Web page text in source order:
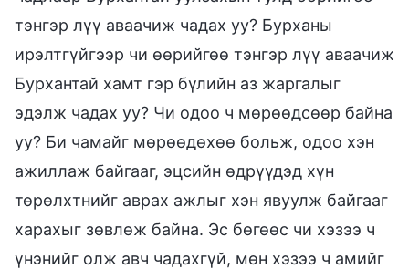
тэнгэр лүү аваачиж чадах уу? Бурханы
ирэлтгүйгээр чи өөрийгөө тэнгэр лүү аваачиж
Бурхантай хамт гэр бүлийн аз жаргалыг
эдэлж чадах уу? Чи одоо ч мөрөөдсөөр байна
уу? Би чамайг мөрөөдөхөө больж, одоо хэн
ажиллаж байгааг, эцсийн өдрүүдэд хүн
төрөлхтнийг аврах ажлыг хэн явуулж байгааг
харахыг зөвлөж байна. Эс бөгөөс чи хэзээ ч
үнэнийг олж авч чадахгүй, мөн хэзээ ч амийг